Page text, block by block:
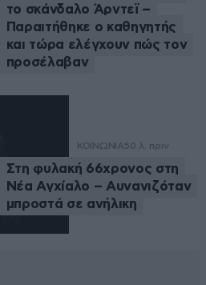
το σκάνδαλο Άρντεϊ –
Παραιτήθηκε ο καθηγητής
και τώρα ελέγχουν πώς τον
προσέλαβαν
ΚΟΙΝΩΝΙΑ50 λ. πριν
Στη φυλακή 66χρονος στη
Νέα Αγχίαλο – Αυνανιζόταν
μπροστά σε ανήλικη